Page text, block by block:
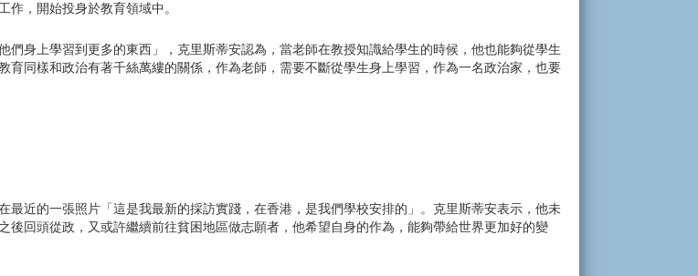
，開始投身於教育領域中。
們身上學習到更多的東西」，克里斯蒂安認為，當老師在教授知識給學生的時候，他也能夠從學生
同樣和政治有著千絲萬縷的關係，作為老師，需要不斷從學生身上學習，作為一名政治家，也要
最近的一張照片「這是我最新的採訪實踐，在香港，是我們學校安排的」。克里斯蒂安表示，他未
回頭從政，又或許繼續前往貧困地區做志願者，他希望自身的作為，能夠帶給世界更加好的變